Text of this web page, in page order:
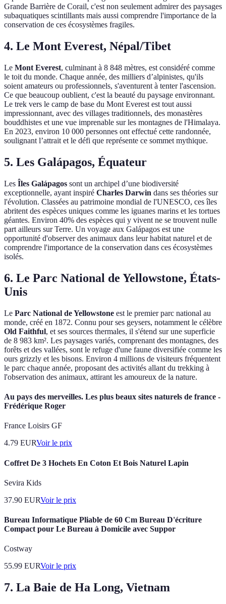
Grande Barrière de Corail, c'est non seulement admirer des paysages
subaquatiques scintillants mais aussi comprendre l'importance de la
conservation de ces écosystèmes fragiles.
4. Le Mont Everest, Népal/Tibet
Le Mont Everest, culminant à 8 848 mètres, est considéré comme
le toit du monde. Chaque année, des milliers d’alpinistes, qu'ils
soient amateurs ou professionnels, s'aventurent à tenter l'ascension.
Ce que beaucoup oublient, c'est la beauté du paysage environnant.
Le trek vers le camp de base du Mont Everest est tout aussi
impressionnant, avec des villages traditionnels, des monastères
bouddhistes et une vue imprenable sur les montagnes de l'Himalaya.
En 2023, environ 10 000 personnes ont effectué cette randonnée,
soulignant l’attrait et le défi que représente ce sommet mythique.
5. Les Galápagos, Équateur
Les Îles Galápagos sont un archipel d’une biodiversité
exceptionnelle, ayant inspiré Charles Darwin dans ses théories sur
l'évolution. Classées au patrimoine mondial de l'UNESCO, ces îles
abritent des espèces uniques comme les iguanes marins et les tortues
géantes. Environ 40% des espèces qui y vivent ne se trouvent nulle
part ailleurs sur Terre. Un voyage aux Galápagos est une
opportunité d'observer des animaux dans leur habitat naturel et de
comprendre l'importance de la conservation dans ces écosystèmes
isolés.
6. Le Parc National de Yellowstone, États-
Unis
Le Parc National de Yellowstone est le premier parc national au
monde, créé en 1872. Connu pour ses geysers, notamment le célèbre
Old Faithful, et ses sources thermales, il s'étend sur une superficie
de 8 983 km². Les paysages variés, comprenant des montagnes, des
forêts et des vallées, sont le refuge d'une faune diversifiée comme les
ours grizzly et les bisons. Environ 4 millions de visiteurs fréquentent
le parc chaque année, proposant des activités allant du trekking à
l'observation des animaux, attirant les amoureux de la nature.
Au pays des merveilles. Les plus beaux sites naturels de france -
Frédérique Roger
France Loisirs GF
4.79 EURVoir le prix
Coffret De 3 Hochets En Coton Et Bois Naturel Lapin
Sevira Kids
37.90 EURVoir le prix
Bureau Informatique Pliable de 60 Cm Bureau D'écriture
Compact pour Le Bureau à Domicile avec Suppor
Costway
55.99 EURVoir le prix
7. La Baie de Ha Long, Vietnam